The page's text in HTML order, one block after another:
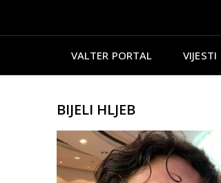
VALTER PORTAL VIJESTI
BIJELI HLJEB